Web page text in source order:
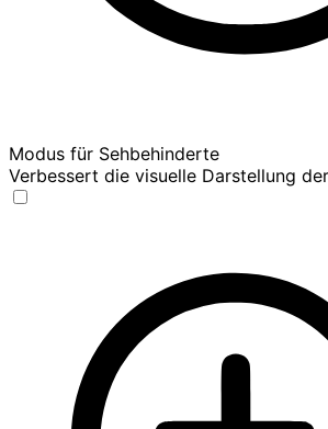
Modus für Sehbehinderte
Verbessert die visuelle Darstellung